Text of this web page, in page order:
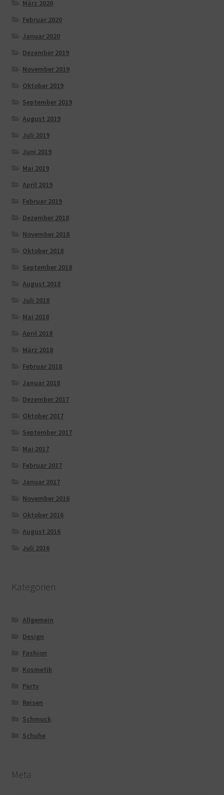
März 2020
Februar 2020
Januar 2020
Dezember 2019
November 2019
Oktober 2019
September 2019
August 2019
Juli 2019
Juni 2019
Mai 2019
April 2019
Februar 2019
Dezember 2018
November 2018
Oktober 2018
September 2018
August 2018
Juli 2018
Mai 2018
April 2018
März 2018
Februar 2018
Januar 2018
Dezember 2017
Oktober 2017
September 2017
Mai 2017
Februar 2017
Januar 2017
November 2016
Oktober 2016
August 2016
Juli 2016
Kategorien
Allgemein
Design
Fashion
Kosmetik
Party
Reisen
Schmuck
Schuhe
Meta